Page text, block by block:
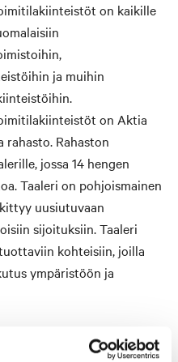
on kaikille
ja muihin
on Aktia
rahasto. Rahaston
jossa 14 hengen
Taaleri on pohjoismainen
uusiutuvaan
sijoituksiin. Taaleri
kohteisiin, joilla
ympäristöön ja
kuten toimisto-, liiketila-